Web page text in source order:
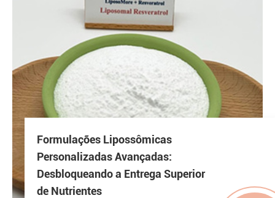
Formulações Lipossômicas
Personalizadas Avançadas:
Desbloqueando a Entrega Superior
de Nutrientes